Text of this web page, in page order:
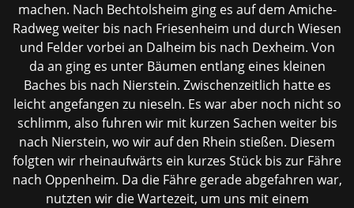
machen. Nach Bechtolsheim ging es auf dem Amiche-
Radweg weiter bis nach Friesenheim und durch Wiesen
und Felder vorbei an Dalheim bis nach Dexheim. Von
da an ging es unter Bäumen entlang eines kleinen
Baches bis nach Nierstein. Zwischenzeitlich hatte es
leicht angefangen zu nieseln. Es war aber noch nicht so
schlimm, also fuhren wir mit kurzen Sachen weiter bis
nach Nierstein, wo wir auf den Rhein stießen. Diesem
folgten wir rheinaufwärts ein kurzes Stück bis zur Fähre
nach Oppenheim. Da die Fähre gerade abgefahren war,
nutzten wir die Wartezeit, um uns mit einem